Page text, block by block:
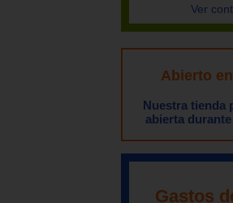
Ver
Abierto
Nuestra tienda
abierta
Gastos